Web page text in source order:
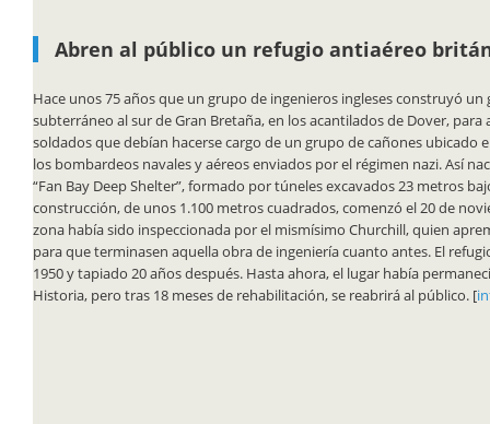
Abren al público un refugio antiaéreo
Hace unos 75 años que un grupo de ingenieros ingleses construyó un
subterráneo al sur de Gran Bretaña, en los acantilados de Dover, para
soldados que debían hacerse cargo de un grupo de cañones ubicado
los bombardeos navales y aéreos enviados por el régimen nazi. Así
“Fan Bay Deep Shelter”, formado por túneles excavados 23 metros
construcción, de unos 1.100 metros cuadrados, comenzó el 20 de
zona había sido inspeccionada por el mismísimo Churchill, quien
para que terminasen aquella obra de ingeniería cuanto antes. El
1950 y tapiado 20 años después. Hasta ahora, el lugar había
Historia, pero tras 18 meses de rehabilitación, se reabrirá al público. [